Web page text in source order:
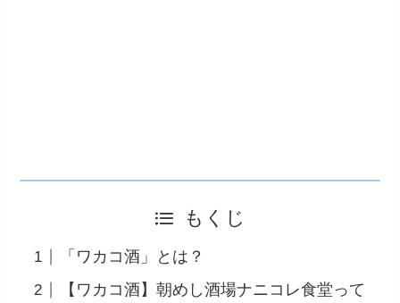
もくじ
「ワカコ酒」とは？
【ワカコ酒】朝めし酒場ナニコレ食堂って